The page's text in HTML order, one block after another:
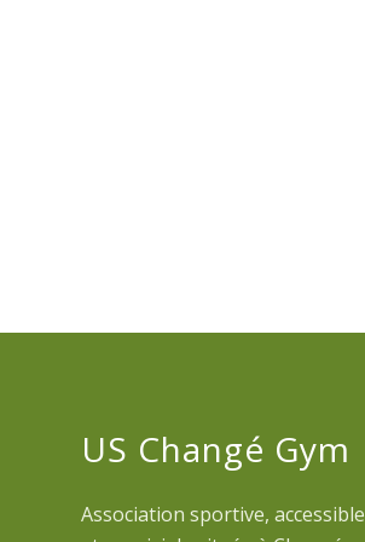
US Changé Gym
Association sportive, accessible